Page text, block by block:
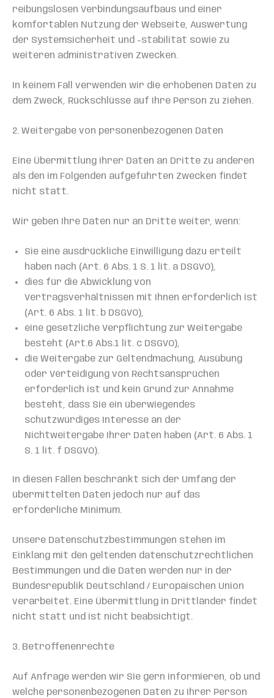
reibungslosen Verbindungsaufbaus und einer
komfortablen Nutzung der Webseite, Auswertung
der Systemsicherheit und -stabilität sowie zu
weiteren administrativen Zwecken.
In keinem Fall verwenden wir die erhobenen Daten zu
dem Zweck, Rückschlüsse auf Ihre Person zu ziehen.
2. Weitergabe von personenbezogenen Daten
Eine Übermittlung Ihrer Daten an Dritte zu anderen
als den im Folgenden aufgeführten Zwecken findet
nicht statt.
Wir geben Ihre Daten nur an Dritte weiter, wenn:
Sie eine ausdrückliche Einwilligung dazu erteilt
haben nach (Art. 6 Abs. 1 S. 1 lit. a DSGVO),
dies für die Abwicklung von
Vertragsverhältnissen mit Ihnen erforderlich ist
(Art. 6 Abs. 1 lit. b DSGVO),
eine gesetzliche Verpflichtung zur Weitergabe
besteht (Art.6 Abs.1 lit. c DSGVO),
die Weitergabe zur Geltendmachung, Ausübung
oder Verteidigung von Rechtsansprüchen
erforderlich ist und kein Grund zur Annahme
besteht, dass Sie ein überwiegendes
schutzwürdiges Interesse an der
Nichtweitergabe Ihrer Daten haben (Art. 6 Abs. 1
S. 1 lit. f DSGVO).
In diesen Fällen beschränkt sich der Umfang der
übermittelten Daten jedoch nur auf das
erforderliche Minimum.
Unsere Datenschutzbestimmungen stehen im
Einklang mit den geltenden datenschutzrechtlichen
Bestimmungen und die Daten werden nur in der
Bundesrepublik Deutschland / Europäischen Union
verarbeitet. Eine Übermittlung in Drittländer findet
nicht statt und ist nicht beabsichtigt.
3. Betroffenenrechte
Auf Anfrage werden wir Sie gern informieren, ob und
welche personenbezogenen Daten zu Ihrer Person